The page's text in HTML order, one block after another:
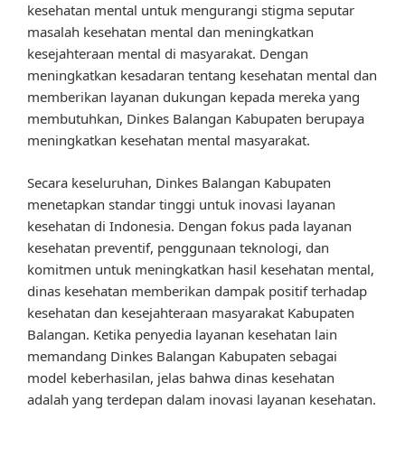
kesehatan mental untuk mengurangi stigma seputar
masalah kesehatan mental dan meningkatkan
kesejahteraan mental di masyarakat. Dengan
meningkatkan kesadaran tentang kesehatan mental dan
memberikan layanan dukungan kepada mereka yang
membutuhkan, Dinkes Balangan Kabupaten berupaya
meningkatkan kesehatan mental masyarakat.
Secara keseluruhan, Dinkes Balangan Kabupaten
menetapkan standar tinggi untuk inovasi layanan
kesehatan di Indonesia. Dengan fokus pada layanan
kesehatan preventif, penggunaan teknologi, dan
komitmen untuk meningkatkan hasil kesehatan mental,
dinas kesehatan memberikan dampak positif terhadap
kesehatan dan kesejahteraan masyarakat Kabupaten
Balangan. Ketika penyedia layanan kesehatan lain
memandang Dinkes Balangan Kabupaten sebagai
model keberhasilan, jelas bahwa dinas kesehatan
adalah yang terdepan dalam inovasi layanan kesehatan.